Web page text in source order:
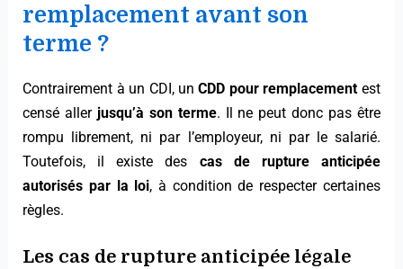
remplacement avant son
terme ?
Contrairement à un CDI, unCDD pour remplacementest
censé aller jusqu’à son terme. Il ne peut donc pas être
rompu librement, ni par l’employeur, ni par le salarié.
Toutefois, il existe des cas de rupture anticipée
autorisés par la loi, à condition de respecter certaines
règles.
Les cas de rupture anticipée légale